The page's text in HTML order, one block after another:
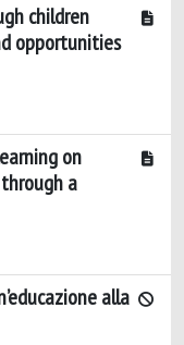
children
opportunities
on
a
alla